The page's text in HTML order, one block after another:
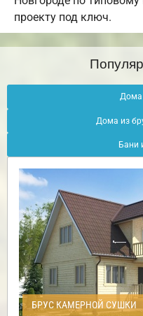
проекту под ключ.
Дома
Дома из
Бани
БРУС КАМЕРНОЙ СУШКИ